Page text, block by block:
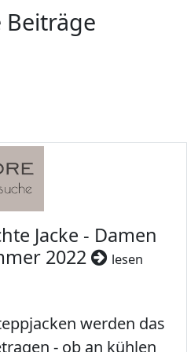
Beiträge
Jacke - Damen
2022
lesen
werden das
- ob an kühlen